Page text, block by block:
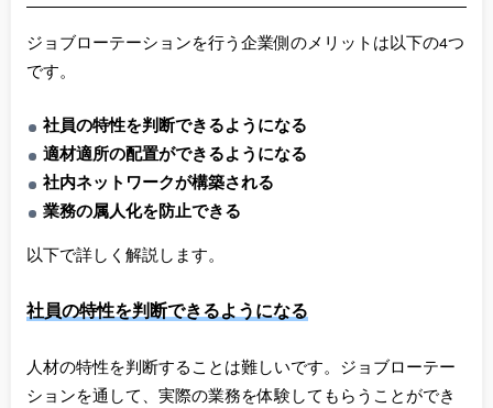
ジョブローテーションを行う企業側のメリットは以下の4つ
です。
社員の特性を判断できるようになる
適材適所の配置ができるようになる
社内ネットワークが構築される
業務の属人化を防止できる
以下で詳しく解説します。
社員の特性を判断できるようになる
人材の特性を判断することは難しいです。ジョブローテー
ションを通して、実際の業務を体験してもらうことができ